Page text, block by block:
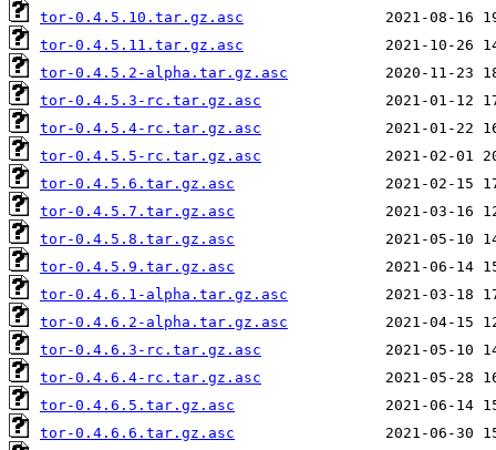
tor-0.4.5.10.tar.gz.asc
tor-0.4.5.11.tar.gz.asc
tor-0.4.5.2-alpha.tar.gz.asc
tor-0.4.5.3-rc.tar.gz.asc
tor-0.4.5.4-rc.tar.gz.asc
tor-0.4.5.5-rc.tar.gz.asc
tor-0.4.5.6.tar.gz.asc
tor-0.4.5.7.tar.gz.asc
tor-0.4.5.8.tar.gz.asc
tor-0.4.5.9.tar.gz.asc
tor-0.4.6.1-alpha.tar.gz.asc
tor-0.4.6.2-alpha.tar.gz.asc
tor-0.4.6.3-rc.tar.gz.asc
tor-0.4.6.4-rc.tar.gz.asc
tor-0.4.6.5.tar.gz.asc
tor-0.4.6.6.tar.gz.asc